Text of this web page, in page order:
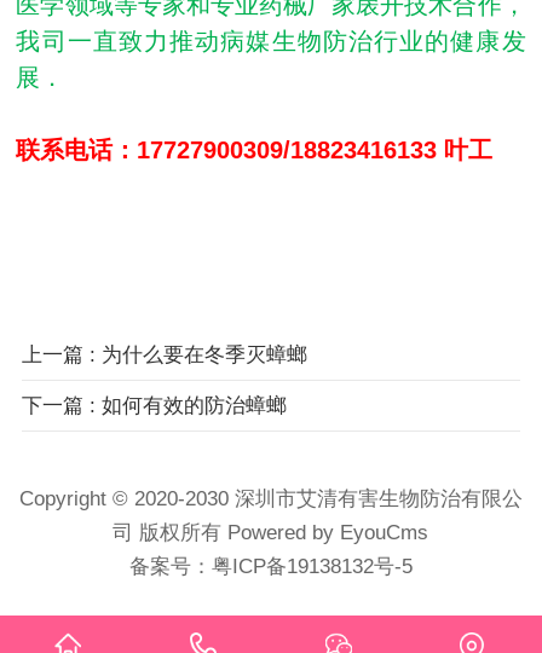
医学领域等专家和专业药械厂家扆开技术合作，
我司一直致力推动病媒生物防治行业的健康发
展．
联系电话：17727900309/18823416133 叶工
上一篇 : 为什么要在冬季灭蟑螂
下一篇 : 如何有效的防治蟑螂
Copyright © 2020-2030 深圳市艾清有害生物防治有限公
司 版权所有 Powered by EyouCms
备案号： 粤ICP备19138132号-5